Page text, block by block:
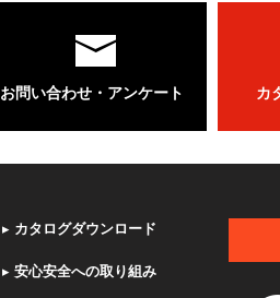
お問い合わせ・アンケート カ
▸ カタログダウンロード
▸ 安心安全への取り組み